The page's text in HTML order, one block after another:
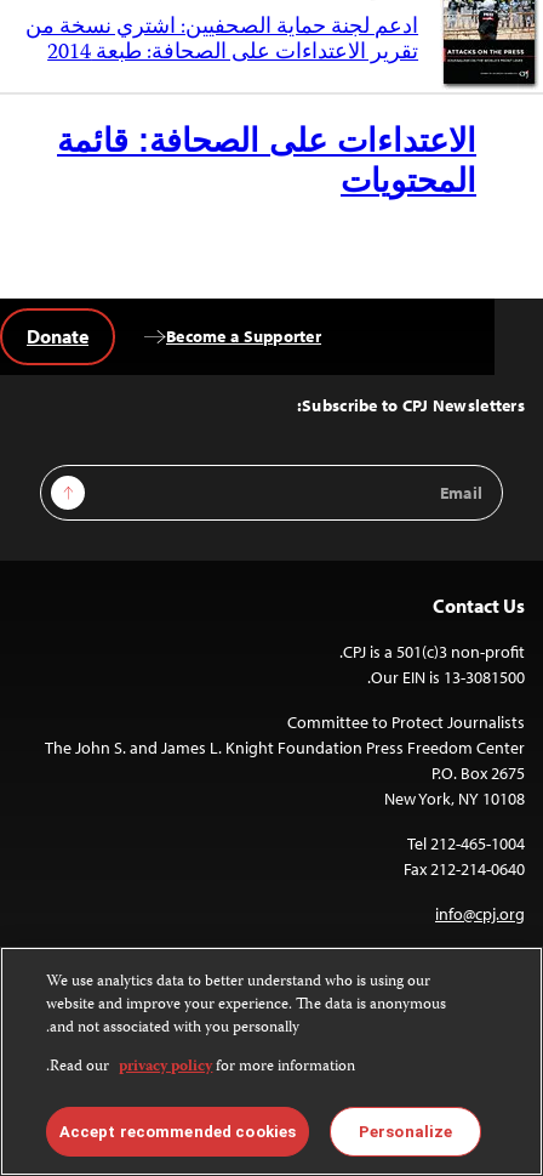
ادعم لجنة حماية الصحفيين: اشتري نسخة من
تقرير الاعتداءات على الصحافة: طبعة 2014
الاعتداءات على الصحافة: قائمة
المحتويات
Top
Subscribe to CPJ Newsletters:
Email
Address
Sign Up
Become a Supporter
Donate
Contact Us
CPJ is a 501(c)3 non-profit.
Our EIN is 13-3081500.
Committee to Protect Journalists
The John S. and James L. Knight Foundation Press Freedom Center
P.O. Box 2675
New York, NY 10108
Tel 212-465-1004
Fax 212-214-0640
info@cpj.org
Except where noted, text on this website is licensed under a
International License
We use analytics data to better understand who is using our
website and improve your experience. The data is anonymous
and not associated with you personally.
Read our privacy policyfor more information.
Personalize
Accept recommended cookies